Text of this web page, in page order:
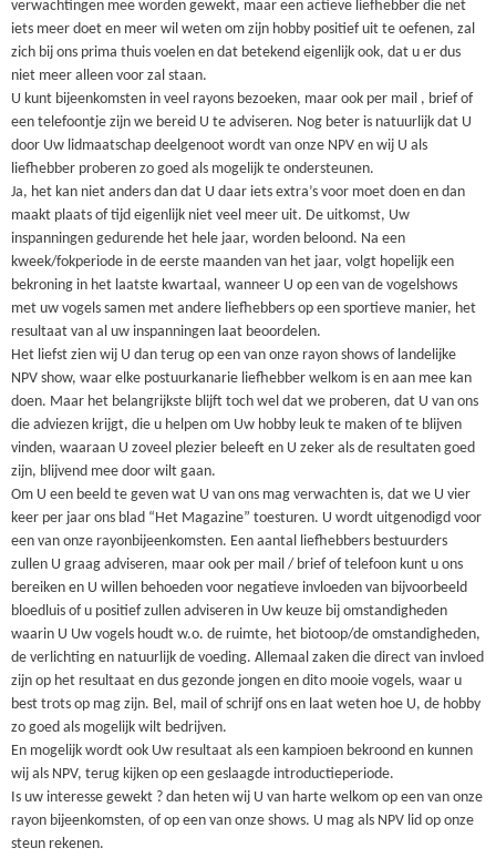
verwachtingen mee worden gewekt, maar een actieve liefhebber die net
iets meer doet en meer wil weten om zijn hobby positief uit te oefenen, zal
zich bij ons prima thuis voelen en dat betekend eigenlijk ook, dat u er dus
niet meer alleen voor zal staan.
U kunt bijeenkomsten in veel rayons bezoeken, maar ook per mail , brief of
een telefoontje zijn we bereid U te adviseren. Nog beter is natuurlijk dat U
door Uw lidmaatschap deelgenoot wordt van onze NPV en wij U als
liefhebber proberen zo goed als mogelijk te ondersteunen.
Ja, het kan niet anders dan dat U daar iets extra’s voor moet doen en dan
maakt plaats of tijd eigenlijk niet veel meer uit. De uitkomst, Uw
inspanningen gedurende het hele jaar, worden beloond. Na een
kweek/fokperiode in de eerste maanden van het jaar, volgt hopelijk een
bekroning in het laatste kwartaal, wanneer U op een van de vogelshows
met uw vogels samen met andere liefhebbers op een sportieve manier, het
resultaat van al uw inspanningen laat beoordelen.
Het liefst zien wij U dan terug op een van onze rayon shows of landelijke
NPV show, waar elke postuurkanarie liefhebber welkom is en aan mee kan
doen. Maar het belangrijkste blijft toch wel dat we proberen, dat U van ons
die adviezen krijgt, die u helpen om Uw hobby leuk te maken of te blijven
vinden, waaraan U zoveel plezier beleeft en U zeker als de resultaten goed
zijn, blijvend mee door wilt gaan.
Om U een beeld te geven wat U van ons mag verwachten is, dat we U vier
keer per jaar ons blad “Het Magazine” toesturen. U wordt uitgenodigd voor
een van onze rayonbijeenkomsten. Een aantal liefhebbers bestuurders
zullen U graag adviseren, maar ook per mail / brief of telefoon kunt u ons
bereiken en U willen behoeden voor negatieve invloeden van bijvoorbeeld
bloedluis of u positief zullen adviseren in Uw keuze bij omstandigheden
waarin U Uw vogels houdt w.o. de ruimte, het biotoop/de omstandigheden,
de verlichting en natuurlijk de voeding. Allemaal zaken die direct van invloed
zijn op het resultaat en dus gezonde jongen en dito mooie vogels, waar u
best trots op mag zijn. Bel, mail of schrijf ons en laat weten hoe U, de hobby
zo goed als mogelijk wilt bedrijven.
En mogelijk wordt ook Uw resultaat als een kampioen bekroond en kunnen
wij als NPV, terug kijken op een geslaagde introductieperiode.
Is uw interesse gewekt ? dan heten wij U van harte welkom op een van onze
rayon bijeenkomsten, of op een van onze shows. U mag als NPV lid op onze
steun rekenen.